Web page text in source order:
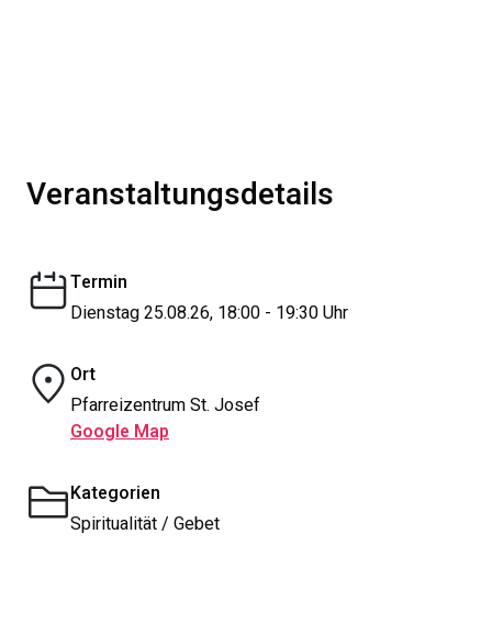
Veranstaltungsdetails
Termin
Dienstag 25.08.26, 18:00 - 19:30 Uhr
Ort
Pfarreizentrum St. Josef
Google Map
Kategorien
Spiritualität / Gebet